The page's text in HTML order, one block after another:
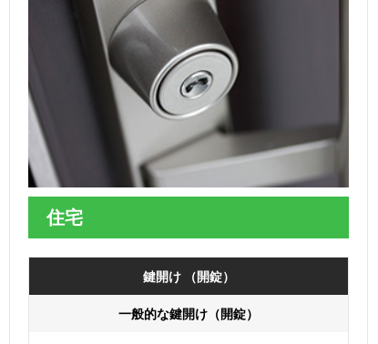
住宅
鍵開け （開錠）
一般的な鍵開け（開錠）